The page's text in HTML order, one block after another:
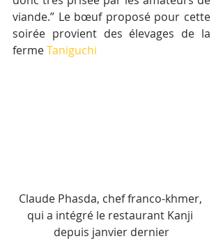
viande.” Le bœuf proposé pour cette
soirée provient des élevages de la
ferme Taniguchi
Claude Phasda, chef franco-khmer,
qui a intégré le restaurant Kanji
depuis janvier dernier